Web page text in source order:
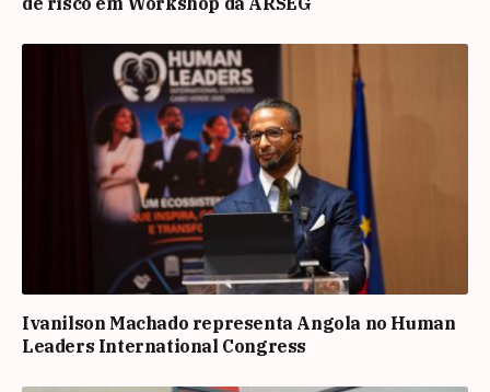
Ivanilson Machado representa Angola no Human
Leaders International Congress